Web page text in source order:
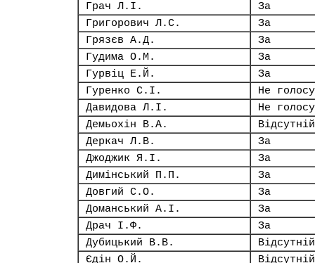
Грач Л.І.
За
Григорович Л.С.
За
Грязєв А.Д.
За
Гудима О.М.
За
Гурвіц Е.Й.
За
Гуренко С.І.
Не
Давидова Л.І.
Не
Демьохін В.А.
Відсутній
Деркач Л.В.
За
Джоджик Я.І.
За
Димінський П.П.
За
Довгий С.О.
За
Доманський А.І.
За
Драч І.Ф.
За
Дубицький В.В.
Відсутній
Єдін О.Й.
Відсутній